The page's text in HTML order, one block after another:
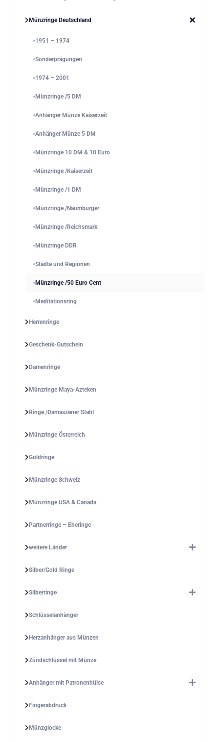
Münzringe Deutschland
1951 – 1974
Sonderprägungen
1974 – 2001
Münzringe /5 DM
Anhänger Münze Kaiserzeit
Anhänger Münze 5 DM
Münzringe 10 DM & 10 Euro
Münzringe /Kaiserzeit
Münzringe /1 DM
Münzringe /Naumburger
Münzringe /Reichsmark
Münzringe DDR
Städte und Regionen
Münzringe /50 Euro Cent
Meditationsring
Herrenringe
Geschenk-Gutschein
Damenringe
Münzringe Maya-Azteken
Ringe /Damaszener Stahl
Münzringe Österreich
Goldringe
Münzringe Schweiz
Münzringe USA & Canada
Partnerringe – Eheringe
weitere Länder
Silber/Gold Ringe
Silberringe
Schlüsselanhänger
Herzanhänger aus Münzen
Zündschlüssel mit Münze
Anhänger mit Patronenhülse
Fingerabdruck
Münzglocke